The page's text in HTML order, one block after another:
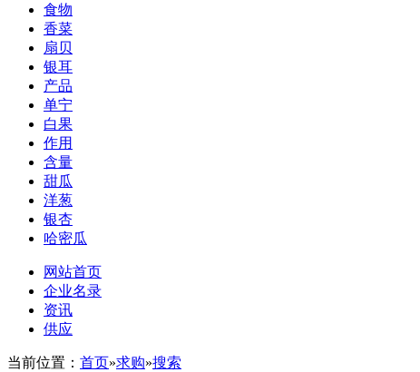
食物
香菜
扇贝
银耳
产品
单宁
白果
作用
含量
甜瓜
洋葱
银杏
哈密瓜
网站首页
企业名录
资讯
供应
当前位置： 首页»求购»搜索